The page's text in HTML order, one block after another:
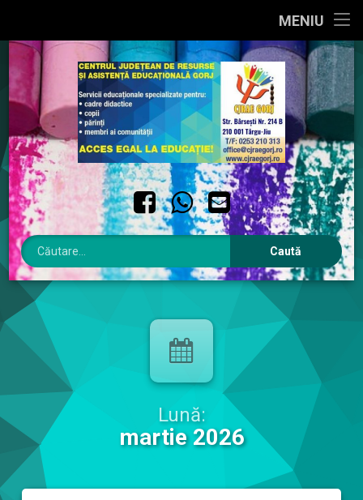
MENIU
DESPRE NOI
INTERES PUBLIC
INTEGRITATE INSTITUȚIONALĂ
CONTACT
Sari
la
conținut
FacebookWhatsApp
Email
Lună:
martie 2026